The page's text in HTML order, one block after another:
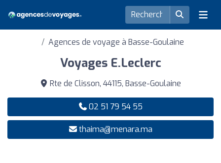
Agences de voyage à Basse-Goulaine
Voyages E.Leclerc
Rte de Clisson, 44115, Basse-Goulaine
02 51 79 54 55
thaima@menara.ma